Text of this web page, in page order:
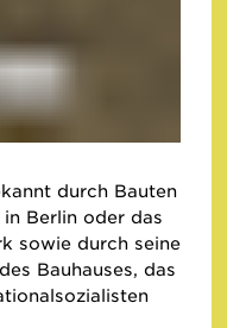
durch Bauten
Berlin oder das
sowie durch seine
Bauhauses, das